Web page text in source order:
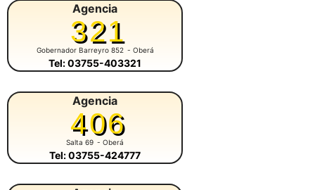
Agencia
321
Gobernador Barreyro 852 - Oberá
Tel: 03755-403321
Agencia
406
Salta 69 - Oberá
Tel: 03755-424777